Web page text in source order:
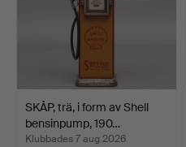
SKÅP, trä, i form av Shell
bensinpump, 190…
Klubbades 7 aug 2026